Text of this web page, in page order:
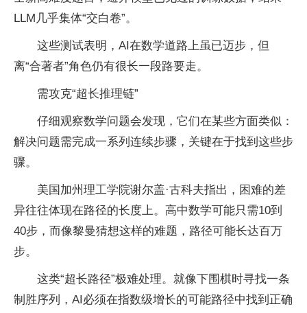
LLM几乎集体“交白卷”。
这些测试表明，AI在数学道路上虽已迈步，但
离“合著者”角色仍有很长一段路要走。
需攻克“超长推理链”
仔细观察数学问题会发现，它们在某些方面类似：
解决问题需完成一系列连续步骤，关键在于找到这些步
骤。
美国加州理工学院谢尔盖·古科夫指出，困难的差
异往往体现在路径的长度上。高中数学可能只需10到
40步，而像黎曼猜想这样的难题，路径可能长达百万
步。
这类“超长路径”极难处理。就像下围棋时寻找一条
制胜序列，AI必须在指数级增长的可能路径中找到正确